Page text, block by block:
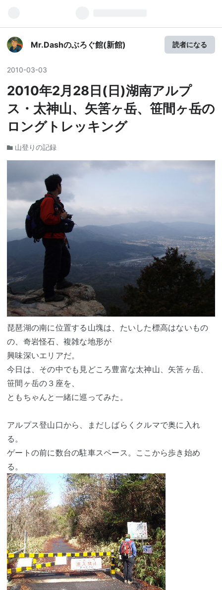
Mr.Dashのぶろぐ館(新館) 読者になる
2010-03-03
2010年2月28日(日)湖南アルプ
ス・太神山、矢筈ヶ岳、笹間ヶ岳の
ロングトレッキング
山登りの記録
琵琶湖の南に位置する山塊は、たいした標高はないもの
の、奇岩怪石、複雑な地形が
興味深いエリアだ。
今日は、その中でも見どころ豊富な太神山、矢筈ヶ岳、
笹間ヶ岳の３座を、
ともちゃんと一緒に巡ってみた。
アルプス登山口から、まだしばらくクルマで奥に入れ
る。
ゲートの前に数台の駐車スペース。ここから歩き始め
る。